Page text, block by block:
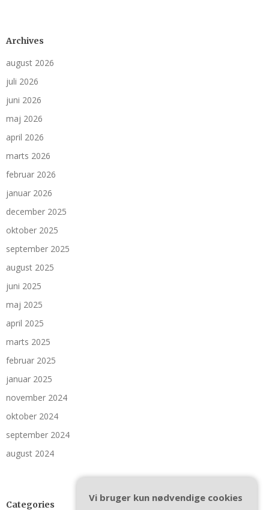
Archives
august 2026
juli 2026
juni 2026
maj 2026
april 2026
marts 2026
februar 2026
januar 2026
december 2025
oktober 2025
september 2025
august 2025
juni 2025
maj 2025
april 2025
marts 2025
februar 2025
januar 2025
november 2024
oktober 2024
september 2024
august 2024
Categories
Vi bruger kun nødvendige cookies